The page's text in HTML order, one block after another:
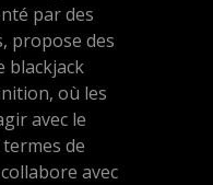
par des
propose des
blackjack
où les
avec le
de
avec